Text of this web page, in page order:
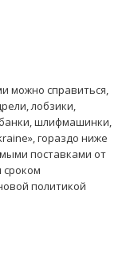
можно справиться,
лобзики,
шлифмашинки,
гораздо ниже
поставками от
сроком
политикой